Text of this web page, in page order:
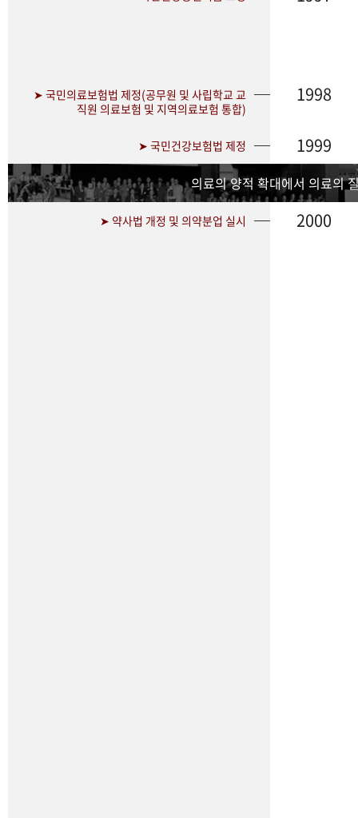
➤ 국민의료보험법 제정(공무원 및 사립학교 교
직원 의료보험 및 지역의료보험 통합)
1998
➤ 국민건강보험법 제정 1999
의료의 양적 확대에서 의료의
➤ 약사법 개정 및 의약분업 실시 2000